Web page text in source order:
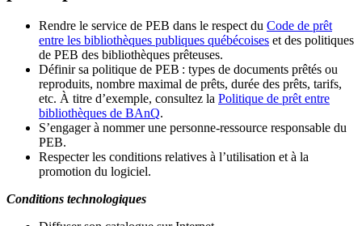
Rendre le service de PEB dans le respect du Code de prêt
entre les bibliothèques publiques québécoises et des politiques
de PEB des bibliothèques prêteuses.
Définir sa politique de PEB : types de documents prêtés ou
reproduits, nombre maximal de prêts, durée des prêts, tarifs,
etc. À titre d’exemple, consultez la Politique de prêt entre
bibliothèques de BAnQ.
S’engager à nommer une personne-ressource responsable du
PEB.
Respecter les conditions relatives à l’utilisation et à la
promotion du logiciel.
Conditions technologiques